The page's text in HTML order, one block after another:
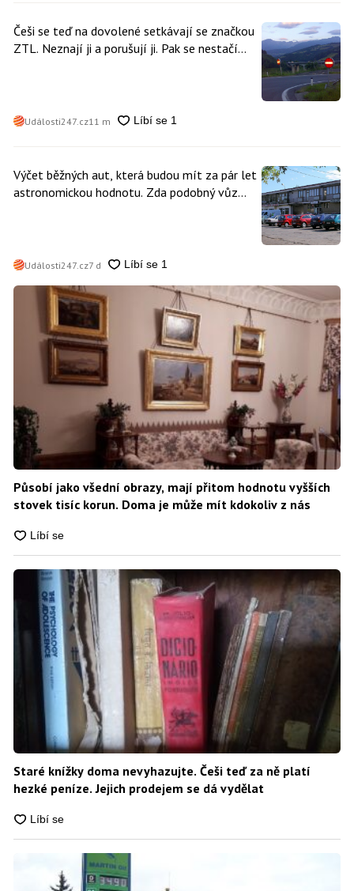
Češi se teď na dovolené setkávají se značkou
ZTL. Neznají ji a porušují ji. Pak se nestačí
Události247.cz11 m
Výčet běžných aut, která budou mít za pár let
astronomickou hodnotu. Zda podobný vůz
Události247.cz7 d
Působí jako všední obrazy, mají přitom hodnotu vyšších
stovek tisíc korun. Doma je může mít kdokoliv z nás
Staré knížky doma nevyhazujte. Češi teď za ně platí
hezké peníze. Jejich prodejem se dá vydělat